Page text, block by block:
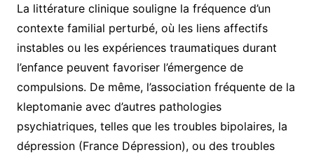
La littérature clinique souligne la fréquence d’un
contexte familial perturbé, où les liens affectifs
instables ou les expériences traumatiques durant
l’enfance peuvent favoriser l’émergence de
compulsions. De même, l’association fréquente de la
kleptomanie avec d’autres pathologies
psychiatriques, telles que les troubles bipolaires, la
dépression (France Dépression), ou des troubles